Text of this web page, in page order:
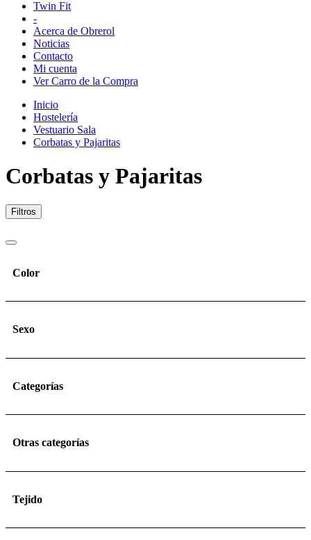
Twin Fit
-
Acerca de Obrerol
Noticias
Contacto
Mi cuenta
Ver Carro de la Compra
Inicio
Hostelería
Vestuario Sala
Corbatas y Pajaritas
Corbatas y Pajaritas
Filtros
Color
Sexo
Categorías
Otras categorías
Tejido